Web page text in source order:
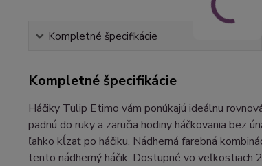
Kompletné špecifikácie
Kompletné špecifikácie
Háčiky Tulip Etimo vám ponúkajú ideálnu
padnú do ruky a zaručia hodiny háčkovania bez
ľahko kĺzať po háčiku. Nádherná farebná
tento nádherný háčik. Dostupné vo veľkostiach